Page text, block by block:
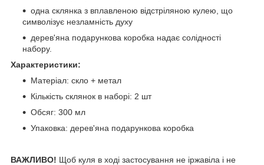
одна склянка з вплавленою відстріляною кулею, що
символізує незламність духу
дерев'яна подарункова коробка надає солідності
набору.
Характеристики:
Матеріал: скло + метал
Кількість склянок в наборі: 2 шт
Обсяг: 300 мл
Упаковка: дерев'яна подарункова коробка
ВАЖЛИВО! Щоб куля в ході застосування не іржавіла і не